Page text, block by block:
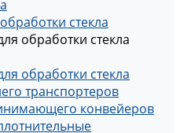
стекла
обработки стекла
обработки стекла
транспортеров
конвейеров